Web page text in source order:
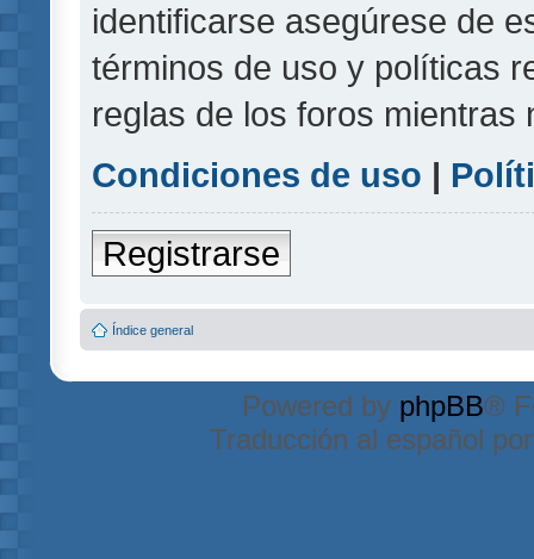
identificarse asegúrese de
términos de uso y políticas
reglas de los foros mientras
Condiciones de uso |
Registrarse
Índice general
Powered by phpBB®
Traducción al español